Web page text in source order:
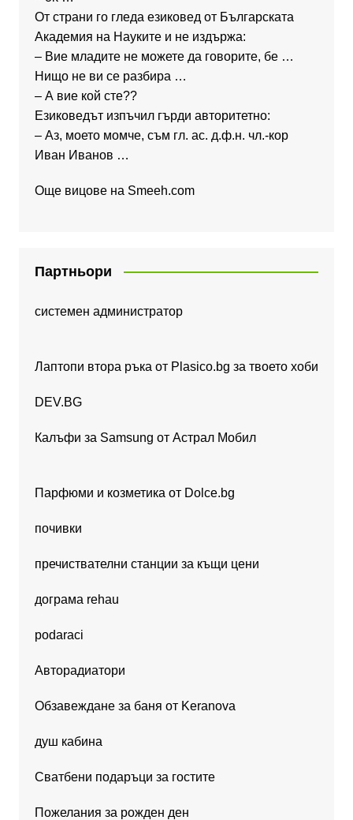
От страни го гледа езиковед от Българската
Академия на Науките и не издържа:
– Вие младите не можете да говорите, бе …
Нищо не ви се разбира …
– А вие кой сте??
Езиковедът изпъчил гърди авторитетно:
– Аз, моето момче, съм гл. ас. д.ф.н. чл.-кор
Иван Иванов …
Още вицове на Smeeh.com
Партньори
системен администратор
Лаптопи втора ръка от Plasico.bg за твоето хоби
DEV.BG
Калъфи за Samsung от Астрал Мобил
Парфюми и козметика от Dolce.bg
почивки
пречиствателни станции за къщи цени
дограма rehau
podaraci
Авторадиатори
Обзавеждане за баня от Keranova
душ кабина
Сватбени подаръци за гостите
Пожелания за рожден ден